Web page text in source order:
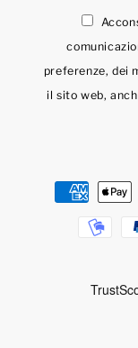
preferenze, dei
il sito web,
Metodi
pagamento